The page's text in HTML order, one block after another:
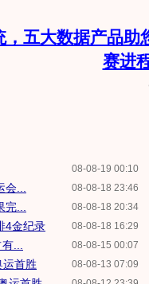
五大数据产品助
赛进
08-08-19 00:10
08-08-18 23:46
...
08-08-18 20:34
...
08-08-18 16:29
4金纪录
08-08-15 00:07
...
08-08-13 07:09
运首胜